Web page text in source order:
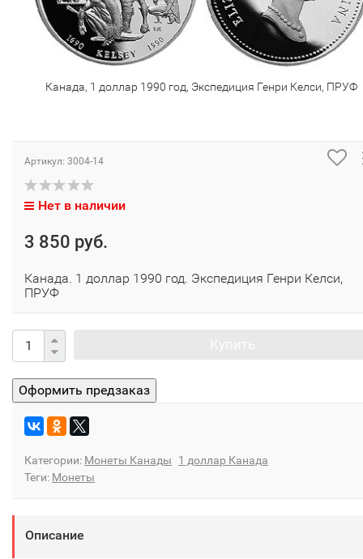
Канада, 1 доллар 1990 год, Экспедиция Генри Келси, ПРУФ
Артикул: 3004-14
Нет в наличии
3 850 руб.
Канада. 1 доллар 1990 год. Экспедиция Генри Келси,
ПРУФ
Категории: Монеты Канады
1 доллар Канада
Теги: Монеты
Описание